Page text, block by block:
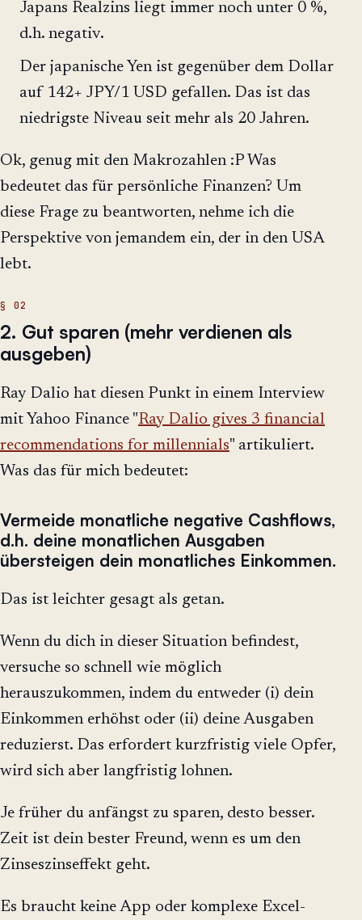
Japans Realzins liegt immer noch unter 0 %,
d.h. negativ.
Der japanische Yen ist gegenüber dem Dollar
auf 142+ JPY/1 USD gefallen. Das ist das
niedrigste Niveau seit mehr als 20 Jahren.
Ok, genug mit den Makrozahlen :P Was
bedeutet das für persönliche Finanzen? Um
diese Frage zu beantworten, nehme ich die
Perspektive von jemandem ein, der in den USA
lebt.
2. Gut sparen (mehr verdienen als
ausgeben)
Ray Dalio hat diesen Punkt in einem Interview
mit Yahoo Finance "Ray Dalio gives 3 financial
recommendations for millennials" artikuliert.
Was das für mich bedeutet:
Vermeide monatliche negative Cashflows,
d.h. deine monatlichen Ausgaben
übersteigen dein monatliches Einkommen.
Das ist leichter gesagt als getan.
Wenn du dich in dieser Situation befindest,
versuche so schnell wie möglich
herauszukommen, indem du entweder (i) dein
Einkommen erhöhst oder (ii) deine Ausgaben
reduzierst. Das erfordert kurzfristig viele Opfer,
wird sich aber langfristig lohnen.
Je früher du anfängst zu sparen, desto besser.
Zeit ist dein bester Freund, wenn es um den
Zinseszinseffekt geht.
Es braucht keine App oder komplexe Excel-